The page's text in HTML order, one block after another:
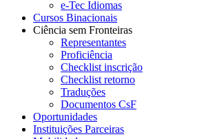
e-Tec Idiomas
Cursos Binacionais
Ciência sem Fronteiras
Representantes
Proficiência
Checklist inscrição
Checklist retorno
Traduções
Documentos CsF
Oportunidades
Instituições Parceiras